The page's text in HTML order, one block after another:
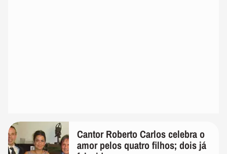
Cantor Roberto Carlos celebra o
amor pelos quatro filhos; dois já